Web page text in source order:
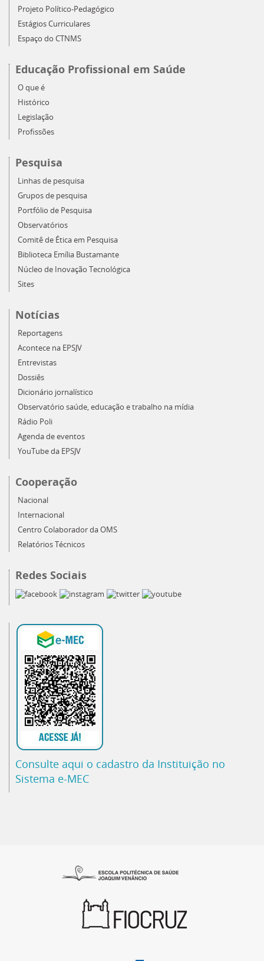
Projeto Político-Pedagógico
Estágios Curriculares
Espaço do CTNMS
Educação Profissional em Saúde
O que é
Histórico
Legislação
Profissões
Pesquisa
Linhas de pesquisa
Grupos de pesquisa
Portfólio de Pesquisa
Observatórios
Comitê de Ética em Pesquisa
Biblioteca Emília Bustamante
Núcleo de Inovação Tecnológica
Sites
Notícias
Reportagens
Acontece na EPSJV
Entrevistas
Dossiês
Dicionário jornalístico
Observatório saúde, educação e trabalho na mídia
Rádio Poli
Agenda de eventos
YouTube da EPSJV
Cooperação
Nacional
Internacional
Centro Colaborador da OMS
Relatórios Técnicos
Redes Sociais
Consulte aqui o cadastro da Instituição no
Sistema e-MEC